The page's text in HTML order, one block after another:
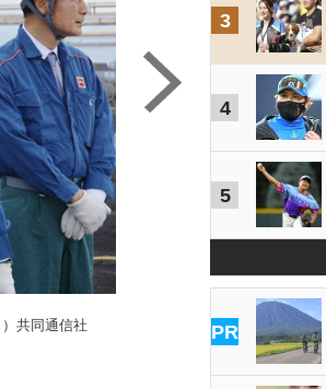
共同通信社
3
4
5
PR